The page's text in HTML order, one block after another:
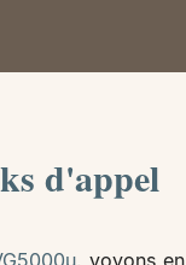
d'appel
, voyons